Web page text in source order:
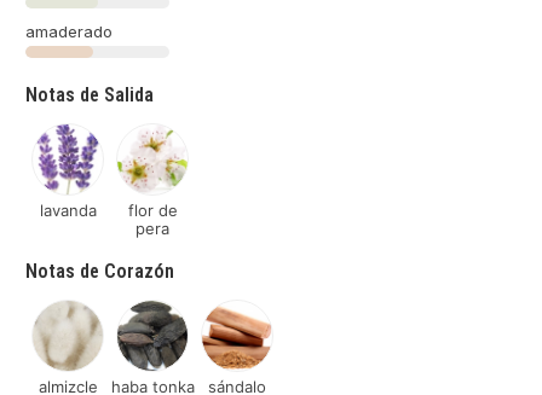
amaderado
Notas de Salida
lavanda
flor de
pera
Notas de Corazón
almizcle haba tonka sándalo